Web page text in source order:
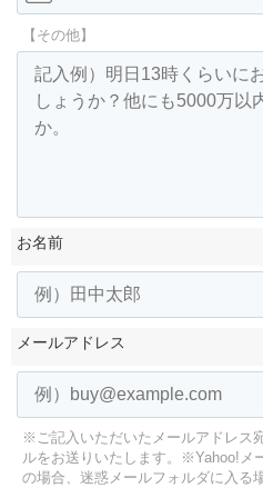
【その他】
お名前
メールアドレス
※ご記入いただいたメールアドレス
ルをお送りいたします。
※Yahoo!メ
の場合、迷惑メールフォルダに入る